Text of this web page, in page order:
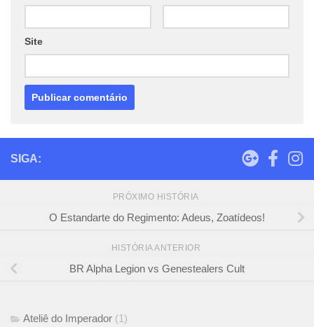
Site
SIGA:
PRÓXIMO HISTÓRIA
O Estandarte do Regimento: Adeus, Zoatídeos!
HISTÓRIA ANTERIOR
BR Alpha Legion vs Genestealers Cult
Ateliê do Imperador (1)